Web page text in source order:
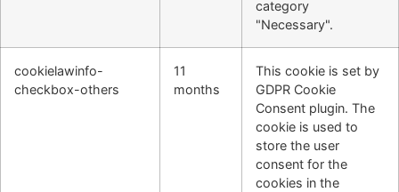
category
"Necessary".
cookielawinfo-
checkbox-others
11
months
This cookie is set by
GDPR Cookie
Consent plugin. The
cookie is used to
store the user
consent for the
cookies in the